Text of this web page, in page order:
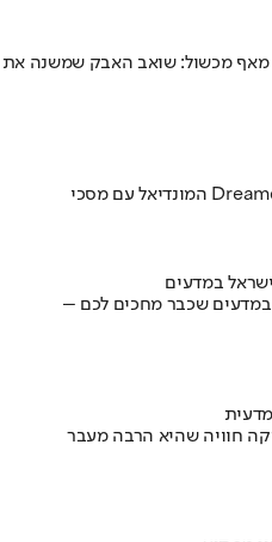
מאף מכשול: שואב האבק שמשנה את
במדעים
במדעים שכבר מחכים לכם –
חוויה שהיא הרבה מעבר